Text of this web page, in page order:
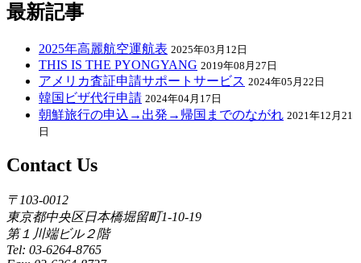
最新記事
2025年高麗航空運航表 2025年03月12日
THIS IS THE PYONGYANG 2019年08月27日
アメリカ査証申請サポートサービス 2024年05月22日
韓国ビザ代行申請 2024年04月17日
朝鮮旅行の申込→出発→帰国までのながれ 2021年12月21
日
Contact Us
〒103-0012
東京都中央区日本橋堀留町1-10-19
第１川端ビル２階
Tel: 03-6264-8765